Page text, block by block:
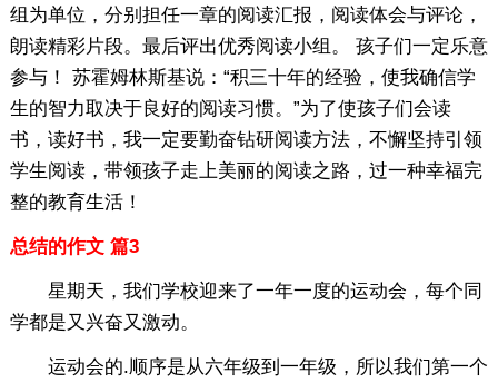
组为单位，分别担任一章的阅读汇报，阅读体会与评论，
朗读精彩片段。最后评出优秀阅读小组。 孩子们一定乐意
参与！ 苏霍姆林斯基说：“积三十年的经验，使我确信学
生的智力取决于良好的阅读习惯。”为了使孩子们会读
书，读好书，我一定要勤奋钻研阅读方法，不懈坚持引领
学生阅读，带领孩子走上美丽的阅读之路，过一种幸福完
整的教育生活！
总结的作文 篇3
星期天，我们学校迎来了一年一度的运动会，每个同
学都是又兴奋又激动。
运动会的.顺序是从六年级到一年级，所以我们第一个